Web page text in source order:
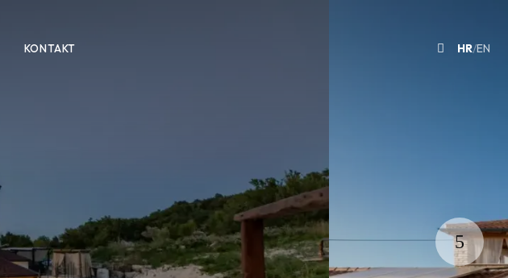
KONTAKT HR/EN